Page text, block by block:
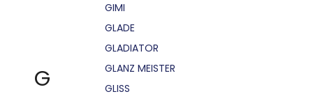
G
GIMI
GLADE
GLADIATOR
GLANZ MEISTER
GLISS